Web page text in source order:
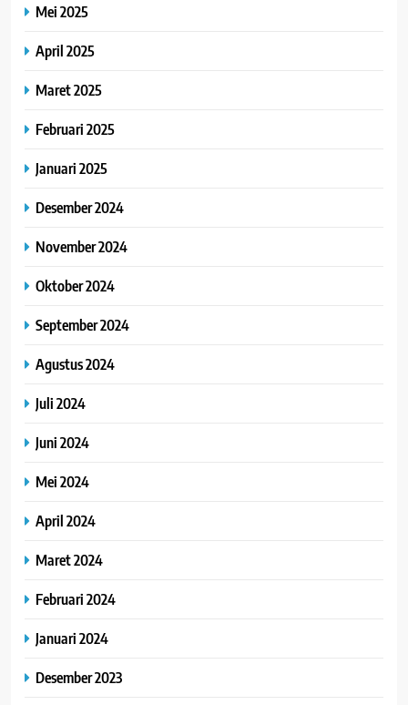
Mei 2025
April 2025
Maret 2025
Februari 2025
Januari 2025
Desember 2024
November 2024
Oktober 2024
September 2024
Agustus 2024
Juli 2024
Juni 2024
Mei 2024
April 2024
Maret 2024
Februari 2024
Januari 2024
Desember 2023